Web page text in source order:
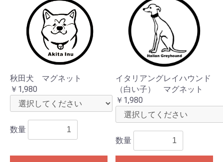
秋田犬 マグネット
￥1,980
数量
イタリアングレイハウンド
（白い子） マグネット
￥1,980
数量